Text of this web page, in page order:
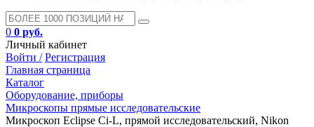
0 0 руб.
Личный кабинет
Войти / Регистрация
Главная страница
Каталог
Оборудование, приборы
Микроскопы прямые исследовательские
Микроскоп Eclipse Ci-L, прямой исследовательский, Nikon